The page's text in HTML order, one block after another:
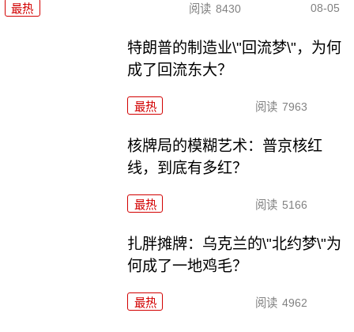
最热 阅读 8430 08-05
特朗普的制造业\"回流梦\"，为何
成了回流东大？
最热 阅读 7963
核牌局的模糊艺术：普京核红
线，到底有多红？
最热 阅读 5166
扎胖摊牌：乌克兰的\"北约梦\"为
何成了一地鸡毛？
最热 阅读 4962